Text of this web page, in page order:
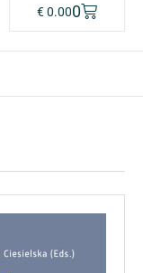
€0.000